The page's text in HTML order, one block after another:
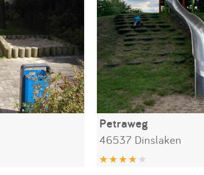
Petraweg
46537 Dinslaken